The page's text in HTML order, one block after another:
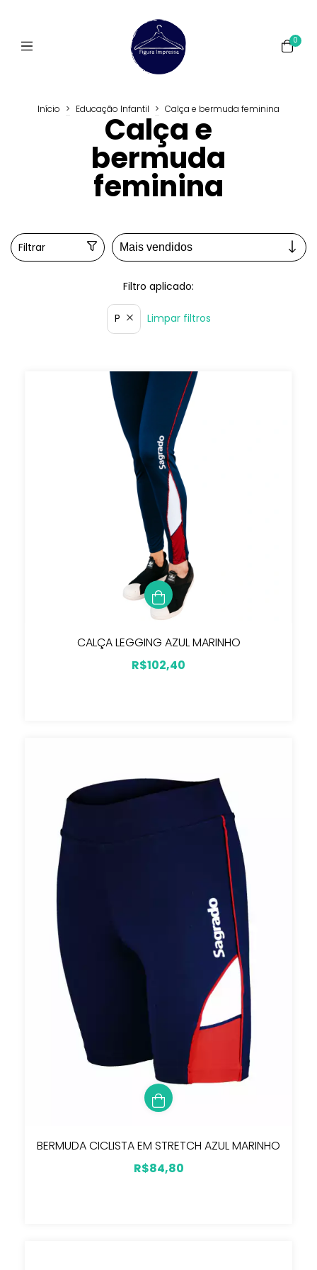
0
Início > Educação Infantil > Calça e bermuda feminina
Calça e
bermuda
feminina
Filtrar
Filtro aplicado:
P Limpar filtros
CALÇA LEGGING AZUL MARINHO
R$102,40
BERMUDA CICLISTA EM STRETCH AZUL MARINHO
R$84,80